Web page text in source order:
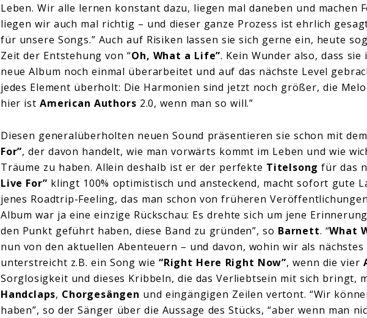
Leben. Wir alle lernen konstant dazu, liegen mal daneben und machen
liegen wir auch mal richtig – und dieser ganze Prozess ist ehrlich
für unsere Songs.” Auch auf Risiken lassen sie sich gerne ein, heute
Zeit der Entstehung von “Oh, What a Life”. Kein Wunder also, dass
neue Album noch einmal überarbeitet und auf das nächste Level
jedes Element überholt: Die Harmonien sind jetzt noch größer, die
hier istAmerican Authors 2.0, wenn man so will.”
Diesen generalüberholten neuen Sound präsentieren sie schon mit
For”, der davon handelt, wie man vorwärts kommt im Leben und wie
Träume zu haben. Allein deshalb ist er der perfekte Titelsong für das
Live For” klingt 100% optimistisch und ansteckend, macht sofort gute
jenes Roadtrip-Feeling, das man schon von früheren
Album war ja eine einzige Rückschau: Es drehte sich um jene
den Punkt geführt haben, diese Band zu gründen”, so Barnett. “What
nun von den aktuellen Abenteuern – und davon, wohin wir als nächstes
unterstreicht z.B. ein Song wie“Right Here Right Now”, wenn die vier
Sorglosigkeit und dieses Kribbeln, die das Verliebtsein mit sich bringt,
Handclaps, Chorgesängen und eingängigen Zeilen vertont. “Wir
haben”, so der Sänger über die Aussage des Stücks, “aber wenn man